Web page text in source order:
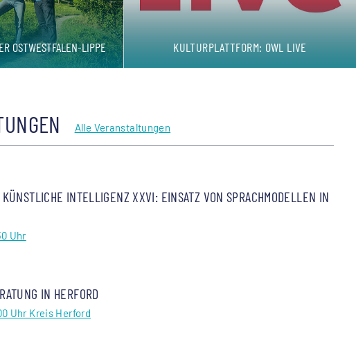
OSTWESTFALEN-LIPPE KULTURPLATTFORM: OWL LIVE
Alle Veranstaltungen
INTELLIGENZ XXVI: EINSATZ VON SPRACHMODELLEN IN
Uhr
IN HERFORD
Uhr Kreis Herford